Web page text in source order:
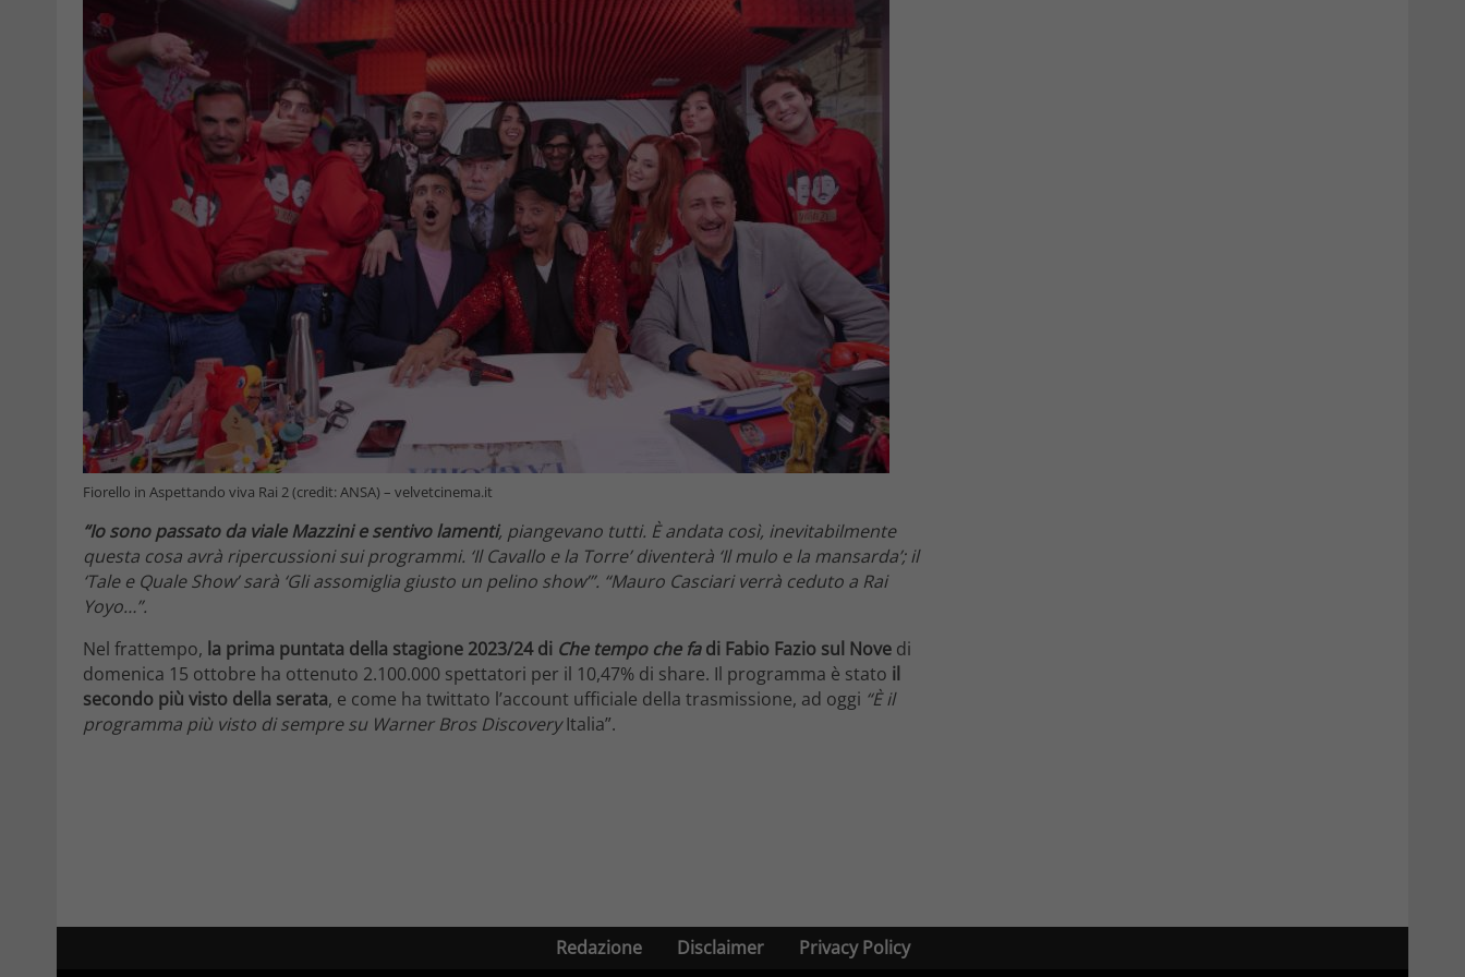
Fiorello in Aspettando viva Rai 2 (credit: ANSA) – velvetcinema.it
“Io sono passato da viale Mazzini e sentivo lamenti, piangevano tutti. È andata così, inevitabilmente
questa cosa avrà ripercussioni sui programmi. ‘Il Cavallo e la Torre’ diventerà ‘Il mulo e la mansarda’; il
‘Tale e Quale Show’ sarà ‘Gli assomiglia giusto un pelino show’”. “Mauro Casciari verrà ceduto a Rai
Yoyo…”.
Nel frattempo, la prima puntata della stagione 2023/24 di Che tempo che fadi Fabio Fazio sul Nove di
domenica 15 ottobre ha ottenuto 2.100.000 spettatori per il 10,47% di share. Il programma è stato il
secondo più visto della serata, e come ha twittato l’account ufficiale della trasmissione, ad oggi “È il
programma più visto di sempre su Warner Bros DiscoveryItalia”.
Redazione Disclaimer Privacy Policy